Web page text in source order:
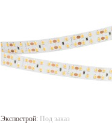
Экспострой: Под заказ